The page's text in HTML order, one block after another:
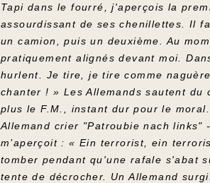
Tapi dans le fourré, j'aperçois la
assourdissant de ses chenillettes. Il
un camion, puis un deuxième. Au
pratiquement alignés devant moi.
hurlent. Je tire, je tire comme
chanter ! » Les Allemands sautent du
plus le F.M., instant dur pour le
Allemand crier "Patroubie nach
m’aperçoit : « Ein terrorist, ein
tomber pendant qu'une rafale s'abat
tente de décrocher. Un Allemand